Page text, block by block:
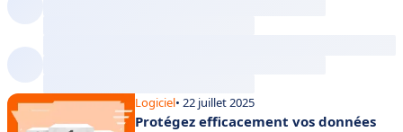
Logiciel• 22 juillet 2025
Protégez efficacement vos données